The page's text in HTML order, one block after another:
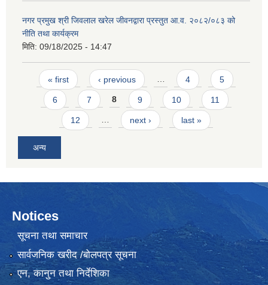
नगर प्रमुख श्री जिवलाल खरेल जीवनद्वारा प्रस्तुत आ.व. २०८२/०८३ को
नीति तथा कार्यक्रम
मिति: 09/18/2025 - 14:47
Pages
« first ‹ previous … 4 5
6 7 8 9 10 11
12 … next › last »
अन्य
Notices
सूचना तथा समाचार
सार्वजनिक खरीद /बोलपत्र सूचना
एन, कानुन तथा निर्देशिका